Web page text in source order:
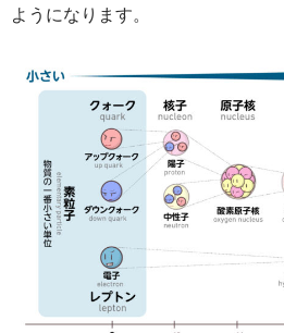
ようになります。